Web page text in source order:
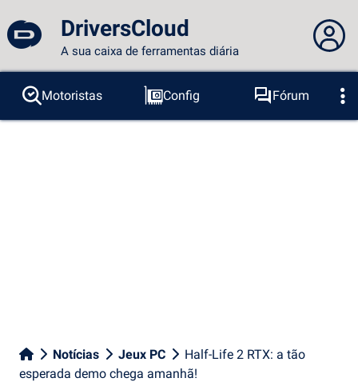
DriversCloud
A sua caixa de ferramentas diária
Você não está logado...
Acesso ao site
Motoristas Config
Fórum
Sondas
BSOD Ferramentas
Notícias Jeux PC
Half-Life 2 RTX: a tão
esperada demo chega amanhã!